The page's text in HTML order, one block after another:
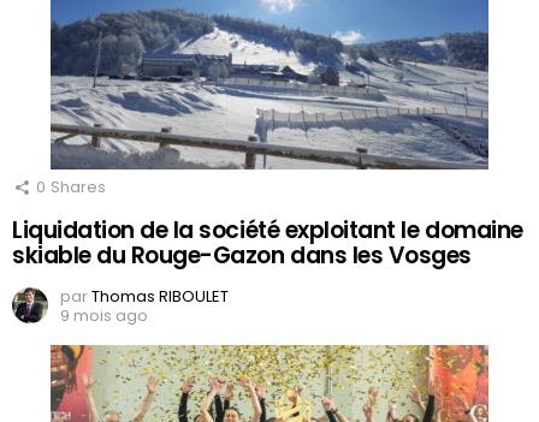
0 Shares
Liquidation de la société exploitant le domaine
skiable du Rouge-Gazon dans les Vosges
parThomas RIBOULET
9 mois ago